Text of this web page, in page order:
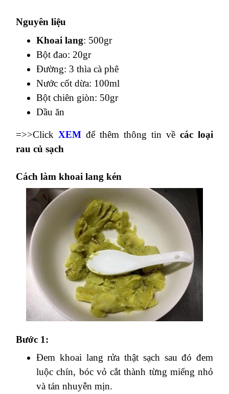
Nguyên liệu
Khoai lang: 500gr
Bột đao: 20gr
Đường: 3 thìa cà phê
Nước cốt dừa: 100ml
Bột chiên giòn: 50gr
Dầu ăn
=>>Click XEM để thêm thông tin về các loại
rau củ sạch
Cách làm khoai lang kén
Bước 1:
Đem khoai lang rửa thật sạch sau đó đem
luộc chín, bóc vỏ cắt thành từng miếng nhỏ
và tán nhuyễn mịn.